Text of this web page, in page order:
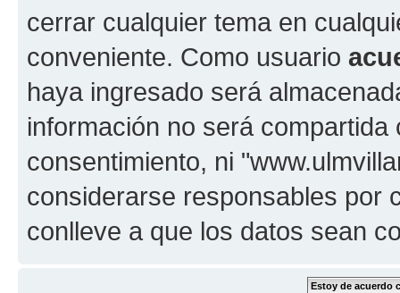
cerrar cualquier tema en
conveniente. Como usuario
haya ingresado será
información no será
consentimiento, ni
considerarse responsables por
conlleve a que los datos sean